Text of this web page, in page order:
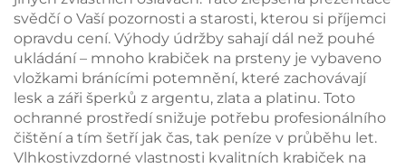
svědčí o Vaší pozornosti a starosti, kterou si příjemci
opravdu cení. Výhody údržby sahají dál než pouhé
ukládání – mnoho krabiček na prsteny je vybaveno
vložkami bránícími potemnění, které zachovávají
lesk a záři šperků z argentu, zlata a platinu. Toto
ochranné prostředí snižuje potřebu profesionálního
čištění a tím šetří jak čas, tak peníze v průběhu let.
Vlhkostivzdorné vlastnosti kvalitních krabiček na